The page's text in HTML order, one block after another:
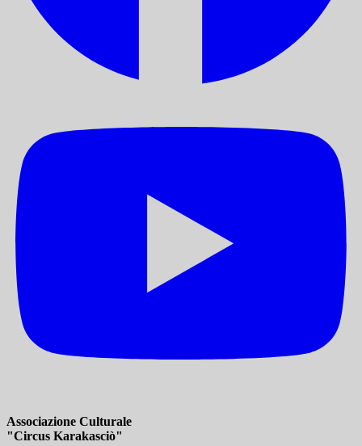
Associazione Culturale
"Circus Karakasciò"